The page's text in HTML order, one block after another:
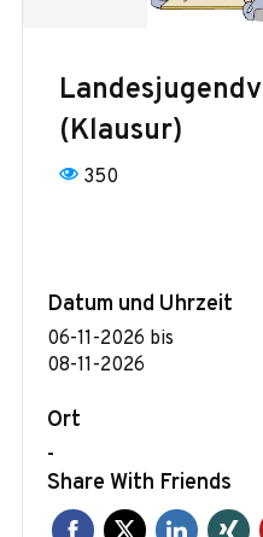
(Klausur)
350
Datum und Uhrzeit
06-11-2026 bis
08-11-2026
Ort
-
Share With Friends